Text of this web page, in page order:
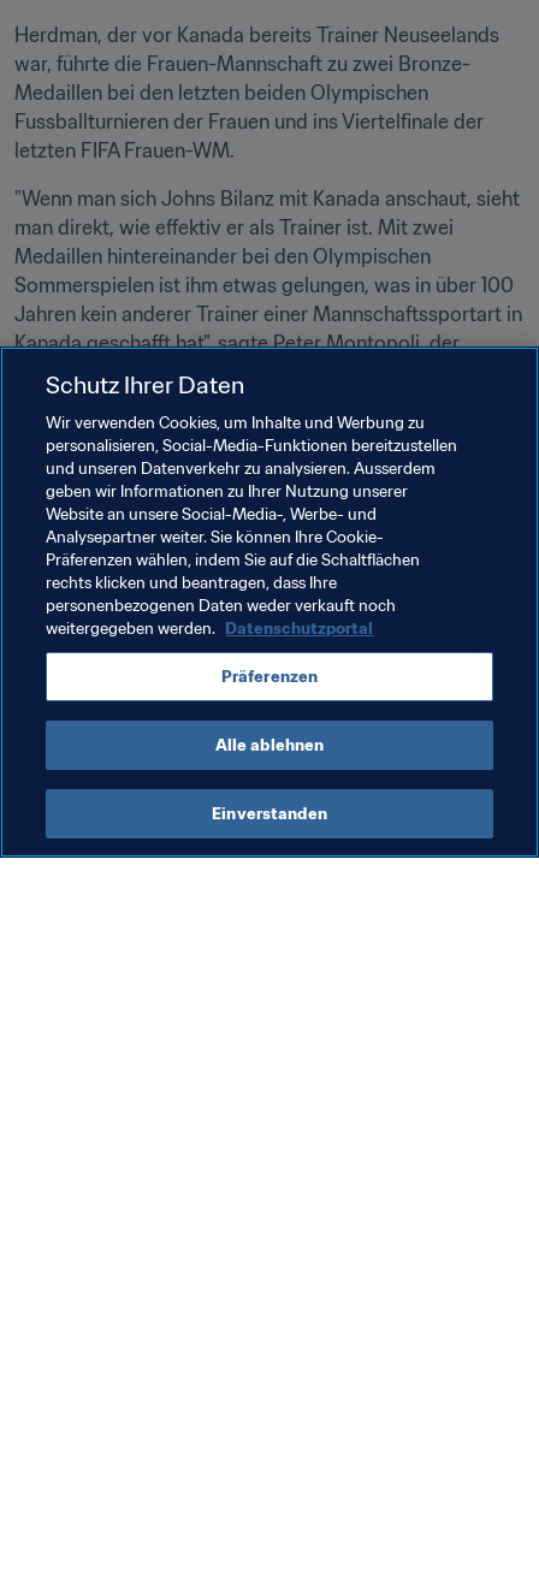
Herdman, der vor Kanada bereits Trainer Neuseelands
war, führte die Frauen-Mannschaft zu zwei Bronze-
Medaillen bei den letzten beiden Olympischen
Fussballturnieren der Frauen und ins Viertelfinale der
letzten FIFA Frauen-WM.
"Wenn man sich Johns Bilanz mit Kanada anschaut, sieht
man direkt, wie effektiv er als Trainer ist. Mit zwei
Medaillen hintereinander bei den Olympischen
Sommerspielen ist ihm etwas gelungen, was in über 100
Jahren kein anderer Trainer einer Mannschaftssportart in
Kanada geschafft hat", sagte Peter Montopoli, der
Generalsekretär des kanadischen Verbandes. "Was ihn so
vorbildlich macht, sind jedoch sein Arbeitsethos, seine
Leidenschaft, seine intensive Vorbereitung und seine
Detailgenauigkeit. Wir freuen uns darauf, dass er seine
Fähigkeiten nun bei der Männer-Nationalmannschaft
einbringt."
Verwandte Themen
FIFA Frauen-Weltmeisterschaft Frankreich 2019
Canada Concacaf
Schutz Ihrer Daten
Wir verwenden Cookies, um Inhalte und Werbung zu
personalisieren, Social-Media-Funktionen bereitzustellen
und unseren Datenverkehr zu analysieren. Ausserdem
geben wir Informationen zu Ihrer Nutzung unserer
Website an unsere Social-Media-, Werbe- und
Analysepartner weiter. Sie können Ihre Cookie-
Präferenzen wählen, indem Sie auf die Schaltflächen
rechts klicken und beantragen, dass Ihre
personenbezogenen Daten weder verkauft noch
weitergegeben werden. Datenschutzportal
Präferenzen
Alle ablehnen
Einverstanden